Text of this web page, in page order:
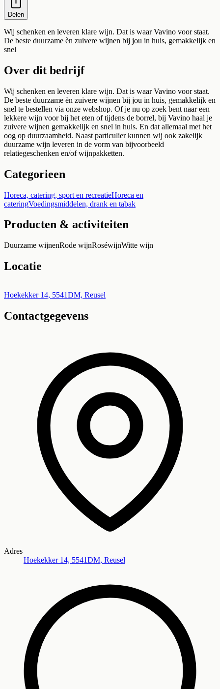
Delen
Wij schenken en leveren klare wijn. Dat is waar Vavino voor staat.
De beste duurzame èn zuivere wijnen bij jou in huis, gemakkelijk en
snel
Over dit bedrijf
Wij schenken en leveren klare wijn. Dat is waar Vavino voor staat.
De beste duurzame èn zuivere wijnen bij jou in huis, gemakkelijk en
snel te bestellen via onze webshop. Of je nu op zoek bent naar een
lekkere wijn voor bij het eten of tijdens de borrel, bij Vavino haal je
zuivere wijnen gemakkelijk en snel in huis. En dat allemaal met het
oog op duurzaamheid. Naast particulier kunnen wij ook zakelijk
duurzame wijn leveren in de vorm van bijvoorbeeld
relatiegeschenken en/of wijnpakketten.
Categorieen
Horeca, catering, sport en recreatieHoreca en
cateringVoedingsmiddelen, drank en tabak
Producten & activiteiten
Duurzame wijnenRode wijnRoséwijnWitte wijn
Locatie
+
−
Hoekekker 14, 5541DM, Reusel
Contactgegevens
Adres
Hoekekker 14, 5541DM, Reusel